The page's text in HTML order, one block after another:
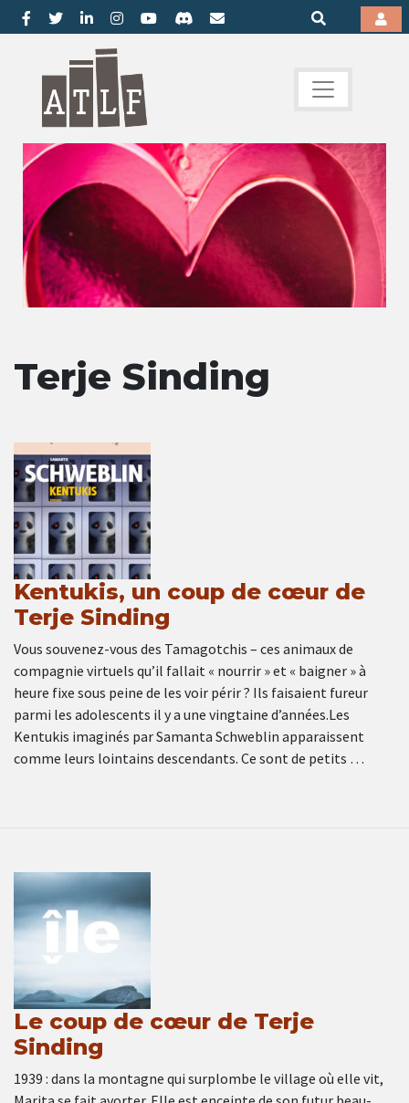
Terje Sinding
Kentukis, un coup de cœur de
Terje Sinding
Vous souvenez-vous des Tamagotchis – ces animaux de
compagnie virtuels qu’il fallait « nourrir » et « baigner » à
heure fixe sous peine de les voir périr ? Ils faisaient fureur
parmi les adolescents il y a une vingtaine d’années.Les
Kentukis imaginés par Samanta Schweblin apparaissent
comme leurs lointains descendants. Ce sont de petits …
Le coup de cœur de Terje
Sinding
1939 : dans la montagne qui surplombe le village où elle vit,